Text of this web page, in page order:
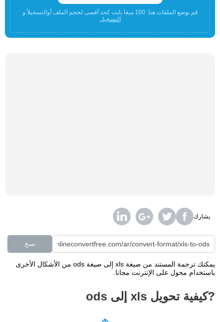
قم بوضع الملفات هنا. 100 ميغا بايت كحد أقصى لحجم الملف أوالتسجيلأ و
التسجيل
يشارك
نسخ
يمكنك ترجمة المستند من صيغة xls إلى صيغة ods من الأشكال الأخرى
باستخدام محول على الإنترنت مجانا.
?كيفية تحويل xls إلى ods